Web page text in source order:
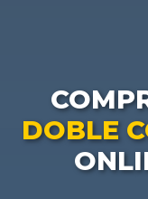
DOBLE